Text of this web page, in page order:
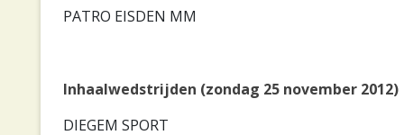
PATRO EISDEN MM
Inhaalwedstrijden (zondag 25 november 2012)
DIEGEM SPORT